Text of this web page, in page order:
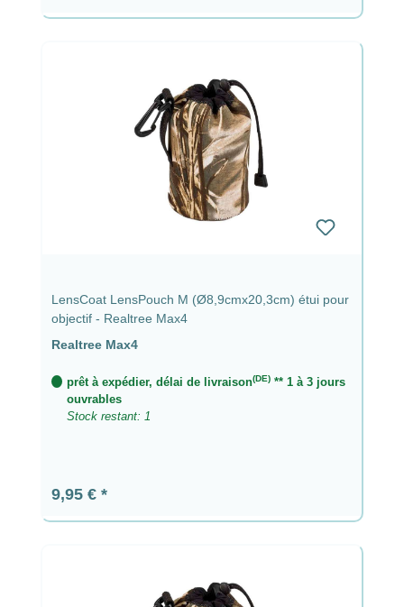
LensCoat LensPouch M (Ø8,9cmx20,3cm) étui pour
objectif - Realtree Max4
Realtree Max4
prêt à expédier, délai de livraison(DE)** 1 à 3 jours
ouvrables
Stock restant: 1
Prix régulier :
9,95 €